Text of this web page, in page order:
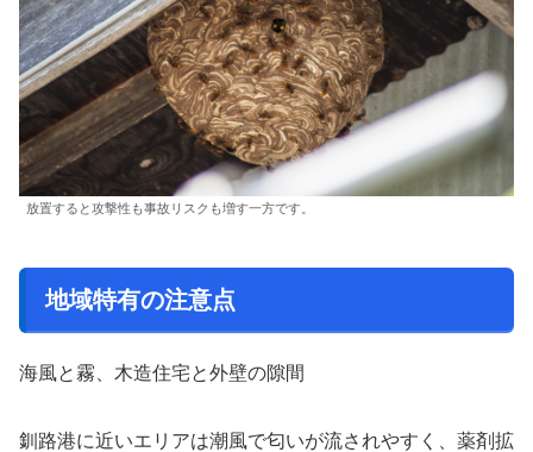
放置すると攻撃性も事故リスクも増す一方です。
地域特有の注意点
海風と霧、木造住宅と外壁の隙間
釧路港に近いエリアは潮風で匂いが流されやすく、薬剤拡